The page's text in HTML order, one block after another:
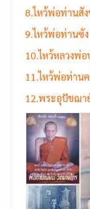
8.ไหว้พ่อท่านสั
9.ไหว้พ่อท่านซั
10.ไหว้หลวงพ่อ
11.ไหว้พ่อท่าน
12.พระอุปัชฌา